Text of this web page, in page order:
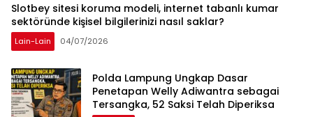
Slotbey sitesi koruma modeli, internet tabanlı kumar
sektöründe kişisel bilgilerinizi nasıl saklar?
Lain-Lain 04/07/2026
Polda Lampung Ungkap Dasar
Penetapan Welly Adiwantra sebagai
Tersangka, 52 Saksi Telah Diperiksa